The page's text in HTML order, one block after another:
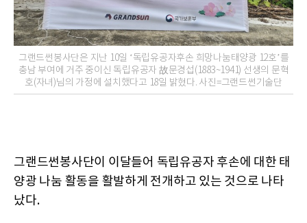
그랜드썬봉사단은 지난 10일 ‘독립유공자후손 희망나눔태양광 12호’를
충남 부여에 거주 중이신 독립유공자 故문경섭(1883~1941) 선생의 문혁
호(자녀)님의 가정에 설치했다고 18일 밝혔다. 사진=그랜드썬기술단
그랜드썬봉사단이 이달들어 독립유공자 후손에 대한 태
양광 나눔 활동을 활발하게 전개하고 있는 것으로 나타
났다.